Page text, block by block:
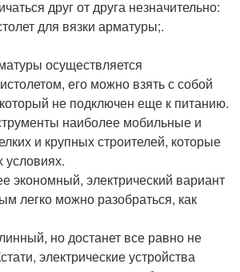
друг от друга незначительно:
для вязки арматуры;.
осуществляется
его можно взять с собой
не подключен еще к питанию.
наиболее мобильные и
и крупных строителей, которые
условиях.
экономный, электрический вариант
легко можно разобраться, как
но достанет все равно не
электрические устройства